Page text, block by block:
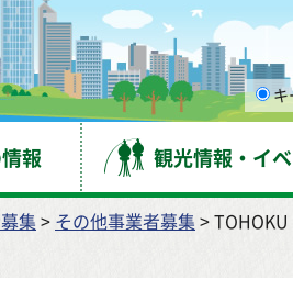
キ
報 観光情報・イ
集 > その他事業者募集 >